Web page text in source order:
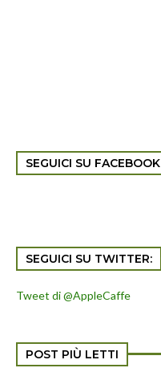
SEGUICI SU FACEBOOK
SEGUICI SU TWITTER:
Tweet di @AppleCaffe
POST PIÙ LETTI